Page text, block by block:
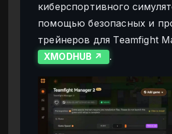
киберспортивного
помощью безопасных и
трейнеров для Teamfight
XMODHUB ↗ .